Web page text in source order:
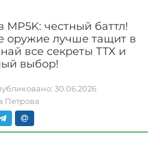
честный баттл!
оружие лучше тащит в
все секреты ТТХ и
выбор!
30.06.2026
Петрова